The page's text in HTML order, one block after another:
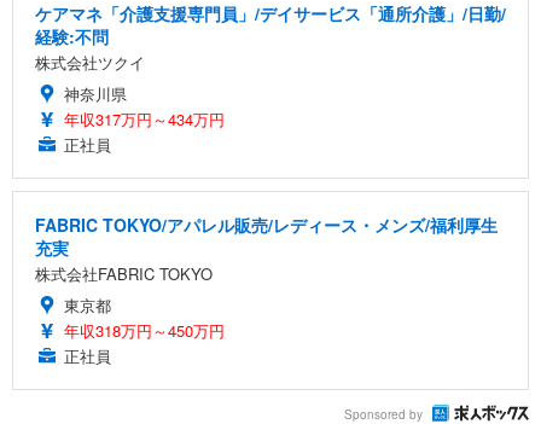
ケアマネ「介護支援専門員」/デイサービス「通所介護」/日勤/
経験:不問
株式会社ツクイ
神奈川県
年収317万円～434万円
正社員
FABRIC TOKYO/アパレル販売/レディース・メンズ/福利厚生
充実
株式会社FABRIC TOKYO
東京都
年収318万円～450万円
正社員
Sponsored by